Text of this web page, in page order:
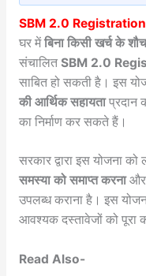
SBM 2.0
घर मेंबिना किसी खर्च के
संचालित SBM 2.0
साबित हो सकती है। इस
की आर्थिक सहायताप्रदान
का निर्माण कर सकते हैं।
सरकार द्वारा इस योजना
समस्या को समाप्त करनाऔर
उपलब्ध कराना है। इस
आवश्यक दस्तावेजों को पूरा
Read Also-